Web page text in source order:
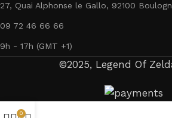
27, Quai Alphonse le Gallo, 92100
09 72 46 66 66
9h - 17h (GMT +1)
©2025, Legend Of
0